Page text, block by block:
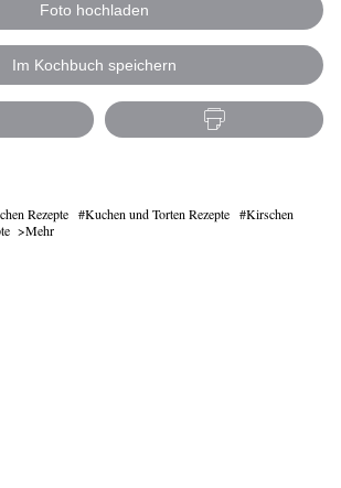
Foto hochladen
Im Kochbuch speichern
Rezepte Kuchen und Torten Rezepte
Kirschen
Mehr